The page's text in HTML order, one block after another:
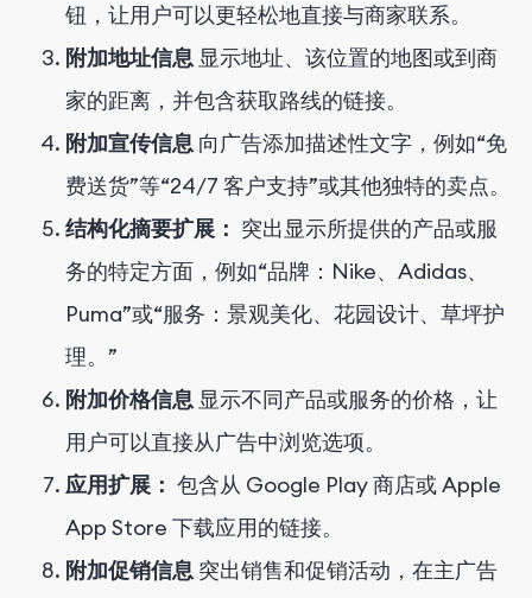
钮，让用户可以更轻松地直接与商家联系。
附加地址信息 显示地址、该位置的地图或到商
家的距离，并包含获取路线的链接。
附加宣传信息 向广告添加描述性文字，例如“免
费送货”等“24/7 客户支持”或其他独特的卖点。
结构化摘要扩展： 突出显示所提供的产品或服
务的特定方面，例如“品牌：Nike、Adidas、
Puma”或“服务：景观美化、花园设计、草坪护
理。”
附加价格信息 显示不同产品或服务的价格，让
用户可以直接从广告中浏览选项。
应用扩展： 包含从 Google Play 商店或 Apple
App Store 下载应用的链接。
附加促销信息 突出销售和促销活动，在主广告